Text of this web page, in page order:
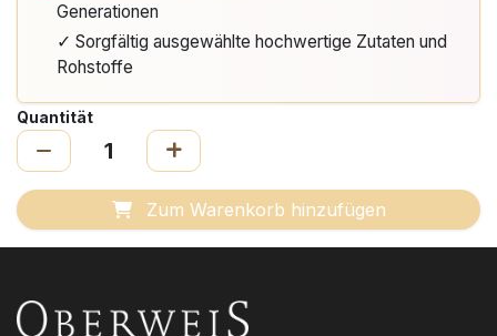
Generationen
✓ Sorgfältig ausgewählte hochwertige Zutaten und
Rohstoffe
Quantität
Zum Warenkorb hinzufügen